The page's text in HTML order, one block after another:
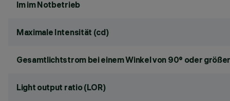
lm im Notbetrieb
Maximale Intensität (cd)
Gesamtlichtstrom bei einem Winkel von 90° oder
Light output ratio (LOR)